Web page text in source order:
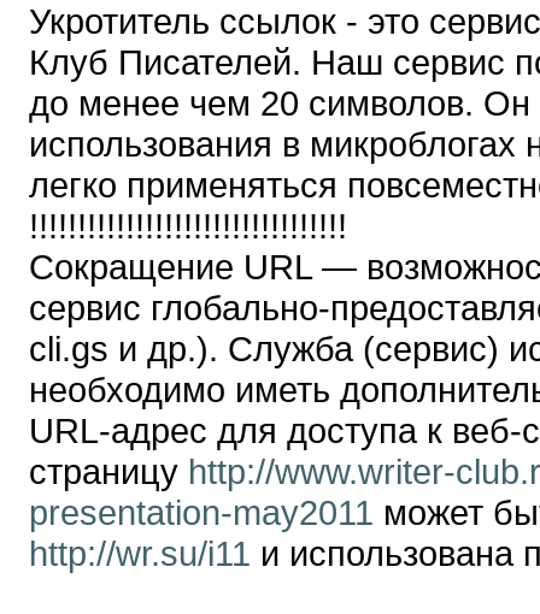
Укротитель ссылок - это
Клуб Писателей. Наш сервис
до менее чем 20 символов. Он
использования в
легко применяться
!!!!!!!!!!!!!!!!!!!!!!!!!!!!!!!!!
Сокращение URL —
сервис глобально-
cli.gs и др.). Служба (сервис)
необходимо иметь
URL-адрес для доступа к
страницу http://www.writer-
presentation-may2011 может
http://wr.su/i11 и использована